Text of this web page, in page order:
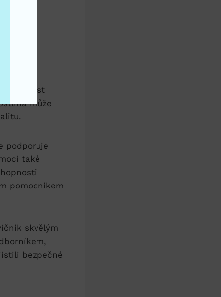
může
podporuje
také
pomocníkem
skvělým
bezpečné